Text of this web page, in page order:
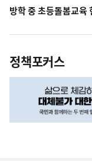
방학 중 초등돌봄교육
정책포커스